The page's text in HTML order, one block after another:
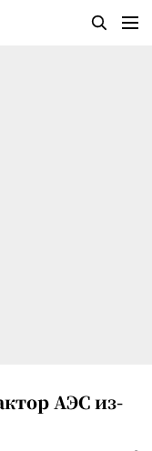
АЭС из-